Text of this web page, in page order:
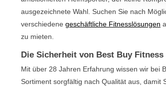
ausgezeichnete Wahl. Suchen Sie nach
verschiedene geschäftliche Fitnesslösungen
zu mieten.
Die Sicherheit von Best Buy Fitness
Mit über 28 Jahren Erfahrung wissen wir bei
Sortiment sorgfältig nach Qualität aus, damit